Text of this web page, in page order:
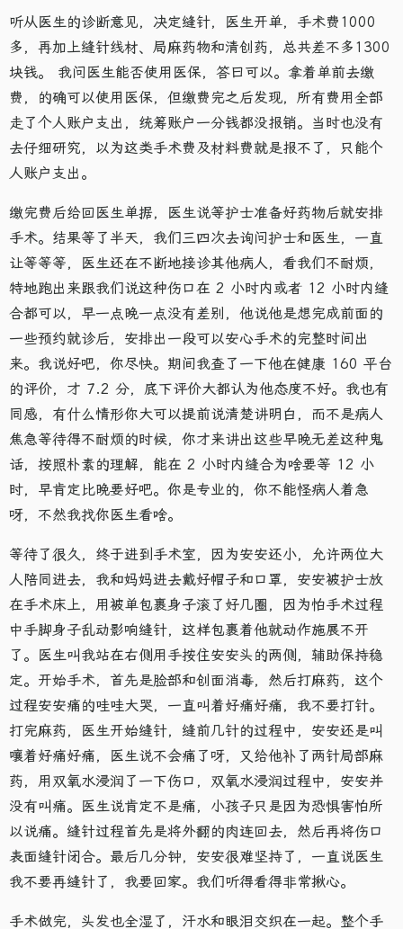
听从医生的诊断意见，决定缝针，医生开单，手术费1000
多，再加上缝针线材、局麻药物和清创药，总共差不多1300
块钱。 我问医生能否使用医保，答曰可以。拿着单前去缴
费，的确可以使用医保，但缴费完之后发现，所有费用全部
走了个人账户支出，统筹账户一分钱都没报销。当时也没有
去仔细研究，以为这类手术费及材料费就是报不了，只能个
人账户支出。
缴完费后给回医生单据，医生说等护士准备好药物后就安排
手术。结果等了半天，我们三四次去询问护士和医生，一直
让等等等，医生还在不断地接诊其他病人，看我们不耐烦，
特地跑出来跟我们说这种伤口在 2 小时内或者 12 小时内缝
合都可以，早一点晚一点没有差别，他说他是想完成前面的
一些预约就诊后，安排出一段可以安心手术的完整时间出
来。我说好吧，你尽快。期间我查了一下他在健康 160 平台
的评价，才 7.2 分，底下评价大都认为他态度不好。我也有
同感，有什么情形你大可以提前说清楚讲明白，而不是病人
焦急等待得不耐烦的时候，你才来讲出这些早晚无差这种鬼
话，按照朴素的理解，能在 2 小时内缝合为啥要等 12 小
时，早肯定比晚要好吧。你是专业的，你不能怪病人着急
呀，不然我找你医生看啥。
等待了很久，终于进到手术室，因为安安还小，允许两位大
人陪同进去，我和妈妈进去戴好帽子和口罩，安安被护士放
在手术床上，用被单包裹身子滚了好几圈，因为怕手术过程
中手脚身子乱动影响缝针，这样包裹着他就动作施展不开
了。医生叫我站在右侧用手按住安安头的两侧，辅助保持稳
定。开始手术，首先是脸部和创面消毒，然后打麻药，这个
过程安安痛的哇哇大哭，一直叫着好痛好痛，我不要打针。
打完麻药，医生开始缝针，缝前几针的过程中，安安还是叫
嚷着好痛好痛，医生说不会痛了呀，又给他补了两针局部麻
药，用双氧水浸润了一下伤口，双氧水浸润过程中，安安并
没有叫痛。医生说肯定不是痛，小孩子只是因为恐惧害怕所
以说痛。缝针过程首先是将外翻的肉连回去，然后再将伤口
表面缝针闭合。最后几分钟，安安很难坚持了，一直说医生
我不要再缝针了，我要回家。我们听得看得非常揪心。
手术做完，头发也全湿了，汗水和眼泪交织在一起。整个手